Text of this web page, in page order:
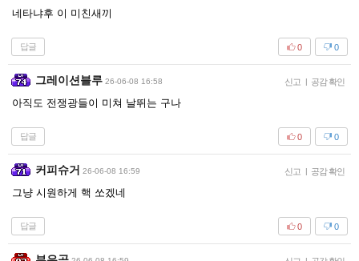
네타냐후 이 미친새끼
답글 0
0
그레이션블루 26-06-08 16:58 신고 | 공감 확인
아직도 전쟁광들이 미쳐 날뛰는 구나
답글 0
0
커피슈거 26-06-08 16:59 신고 | 공감 확인
그냥 시원하게 핵 쏘겠네
답글 0
0